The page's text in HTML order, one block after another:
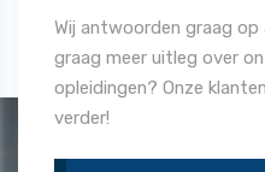
Wij antwoorden graag
graag meer uitleg over
opleidingen? Onze
verder!